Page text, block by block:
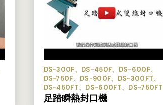
DS-300F、DS-450F、DS-600F、
DS-750F、DS-900F、DS-300FT、
DS-450FT、DS-600FT、DS-750FT
足踏瞬熱封口機